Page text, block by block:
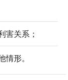
害关系；
形。